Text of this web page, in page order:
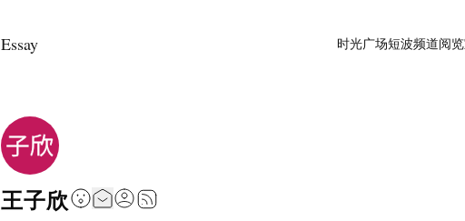
Essay 时光广场短波频道阅
王子欣